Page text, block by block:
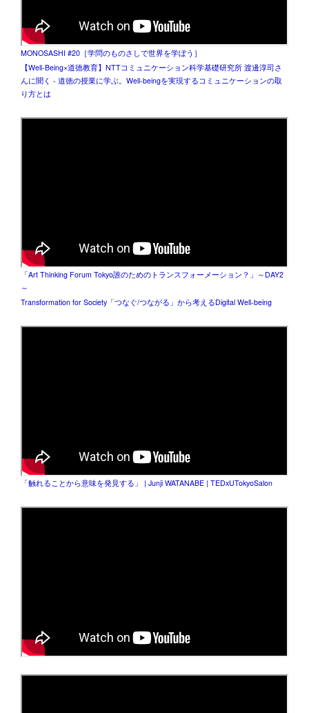
MONOSASHI #20［学問のものさしで世界を学ぼう］
【Well-Being×道徳教育】NTTコミュニケーション科学基礎研究所 渡邊淳司さ
んに聞く - 道徳の授業に学ぶ。Well-beingを実現するコミュニケーションの取
り方とは
「Art Thinking Forum Tokyo誰のためのトランスフォーメーション？」～DAY2
～
Transformation for Society「つなぐ/つながる」から考えるDigital Well-being
「触れることから意味を発見する」 | Junji WATANABE | TEDxUTokyoSalon